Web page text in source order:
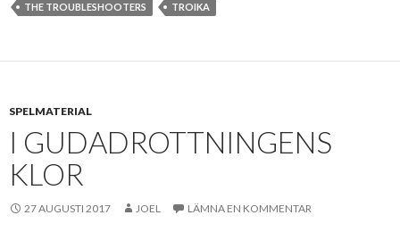
THE TROUBLESHOOTERS
TROIKA
SPELMATERIAL
I GUDADROTTNINGENS
KLOR
27 AUGUSTI 2017 JOEL LÄMNA EN KOMMENTAR